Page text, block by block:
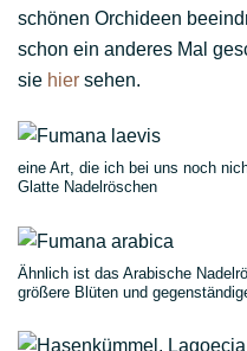
schönen Orchideen
schon ein anderes Mal
sie hier sehen.
eine Art, die ich bei uns noch
Glatte Nadelröschen
Ähnlich ist das Arabische
größere Blüten und